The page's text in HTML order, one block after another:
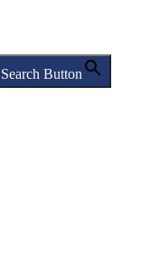
Search Button